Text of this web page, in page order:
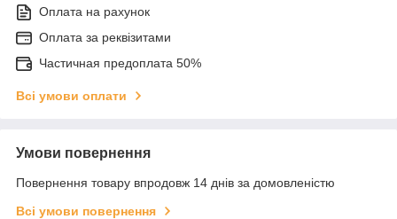
Оплата на рахунок
Оплата за реквізитами
Частичная предоплата 50%
Всі умови оплати
Умови повернення
Повернення товару впродовж 14 днів за домовленістю
Всі умови повернення